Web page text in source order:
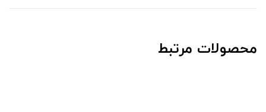
محصولات مرتبط